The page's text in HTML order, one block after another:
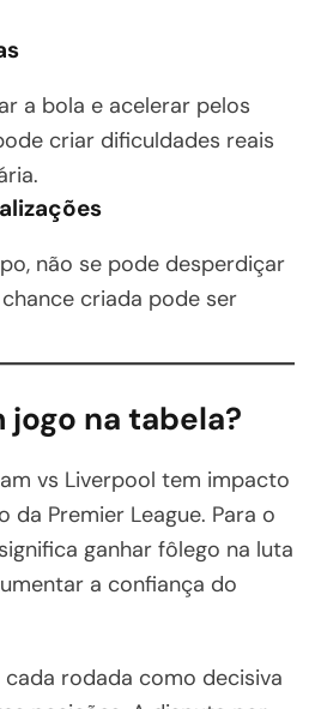
a bola e acelerar pelos
criar dificuldades reais
não se pode desperdiçar
criada pode ser
jogo na tabela?
vs Liverpool tem impacto
da Premier League. Para o
ganhar fôlego na luta
a confiança do
rodada como decisiva